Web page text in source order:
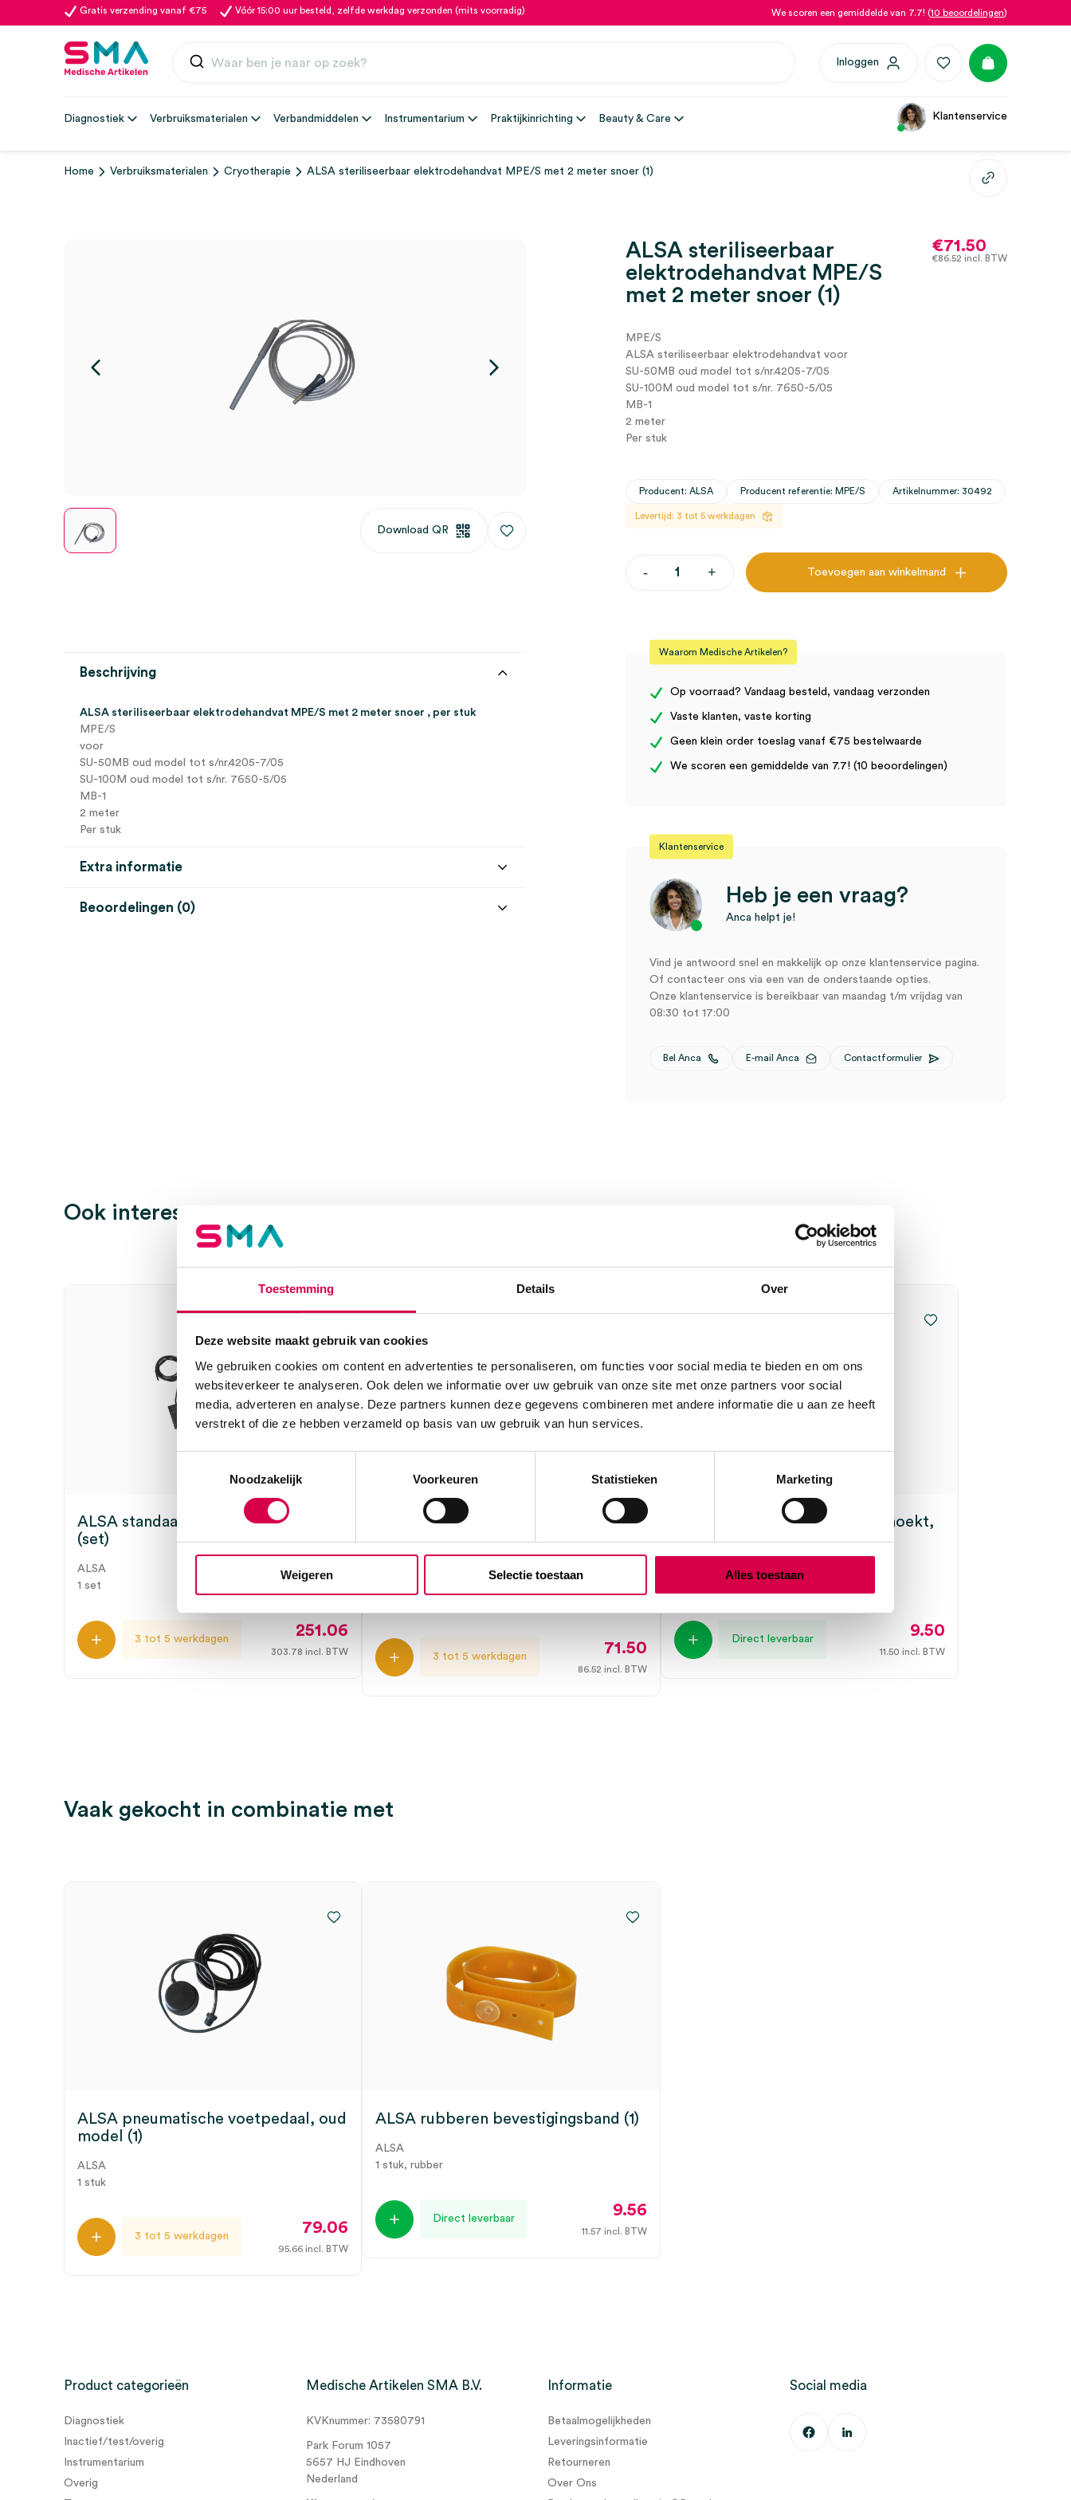
Toestemming Details Over
Deze website maakt gebruik van cookies
We gebruiken cookies om content en advertenties te personaliseren, om functies voor social media te bieden en om ons
websiteverkeer te analyseren. Ook delen we informatie over uw gebruik van onze site met onze partners voor social
media, adverteren en analyse. Deze partners kunnen deze gegevens combineren met andere informatie die u aan ze heeft
verstrekt of die ze hebben verzameld op basis van uw gebruik van hun services.
Noodzakelijk
Voorkeuren Statistieken Marketing
Weigeren Selectie toestaan Alles toestaan
Gratis verzending vanaf €75 Vóór 15:00 uur besteld, zelfde werkdag verzonden (mits voorradig) We scoren een gemiddelde van 7.7! (10 beoordelingen)
Inloggen
Diagnostiek Verbruiksmaterialen Verbandmiddelen Instrumentarium Praktijkinrichting Beauty & Care Klantenservice
Home Verbruiksmaterialen Cryotherapie ALSA steriliseerbaar elektrodehandvat MPE/S met 2 meter snoer (1)
Download QR
ALSA steriliseerbaar
elektrodehandvat MPE/S
met 2 meter snoer (1)
€71.50
€86.52 incl. BTW
MPE/S
ALSA steriliseerbaar elektrodehandvat voor
SU-50MB oud model tot s/nr.4205-7/05
SU-100M oud model tot s/nr. 7650-5/05
MB-1
2 meter
Per stuk
Producent: ALSA Producent referentie: MPE/S Artikelnummer: 30492
Levertijd: 3 tot 5 werkdagen
-
meter
snoer
aantal
+ Toevoegen aan winkelmand
Beschrijving
ALSA steriliseerbaar elektrodehandvat MPE/S met 2 meter snoer , per stuk
MPE/S
voor
SU-50MB oud model tot s/nr.4205-7/05
SU-100M oud model tot s/nr. 7650-5/05
MB-1
2 meter
Per stuk
Extra informatie
Beoordelingen (0)
Waarom Medische Artikelen?
Op voorraad? Vandaag besteld, vandaag verzonden
Vaste klanten, vaste korting
Geen klein order toeslag vanaf €75 bestelwaarde
We scoren een gemiddelde van 7.7! (10 beoordelingen)
Klantenservice
Heb je een vraag?
Anca helpt je!
Vind je antwoord snel en makkelijk op onze klantenservice pagina.
Of contacteer ons via een van de onderstaande opties.
Onze klantenservice is bereikbaar van maandag t/m vrijdag van
08:30 tot 17:00
Bel Anca E-mail Anca Contactformulier
Ook interessant
ALSA standaard accessoires B700/A
(set)
ALSA
1 set
3 tot 5 werkdagen 251.06
303.78 incl. BTW
ALSA steriliseerbaar
elektrodehandvat MPE/F met 2
meter snoer (1)
3 tot 5 werkdagen 71.50
86.52 incl. BTW
ALSA naaldelektrode, dun gehoekt,
2.4mm x 70mm (1)
Direct leverbaar 9.50
11.50 incl. BTW
Vaak gekocht in combinatie met
ALSA pneumatische voetpedaal, oud
model (1)
ALSA
1 stuk
3 tot 5 werkdagen 79.06
95.66 incl. BTW
ALSA rubberen bevestigingsband (1)
ALSA
1 stuk, rubber
Direct leverbaar 9.56
11.57 incl. BTW
Product categorieën
Diagnostiek
Inactief/test/overig
Instrumentarium
Overig
Medische Artikelen SMA B.V.
KVKnummer: 73580791
Park Forum 1057
5657 HJ Eindhoven
Nederland
Informatie
Betaalmogelijkheden
Leveringsinformatie
Retourneren
Over Ons
Social media